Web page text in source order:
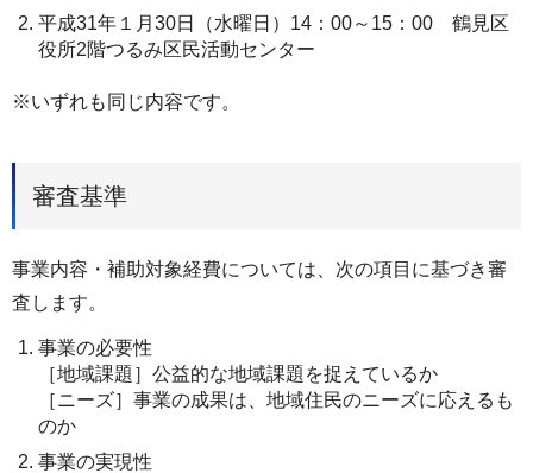
平成31年１月30日（水曜日）14：00～15：00 鶴見区
役所2階つるみ区民活動センター
※いずれも同じ内容です。
審査基準
事業内容・補助対象経費については、次の項目に基づき審
査します。
事業の必要性
［地域課題］公益的な地域課題を捉えているか
［ニーズ］事業の成果は、地域住民のニーズに応えるも
のか
事業の実現性